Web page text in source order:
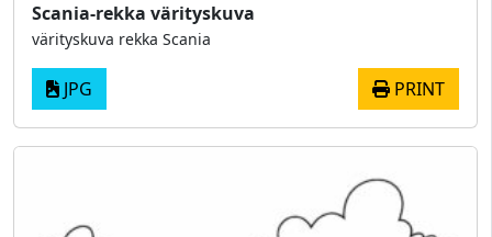
Scania-rekka värityskuva
värityskuva rekka Scania
JPG PRINT